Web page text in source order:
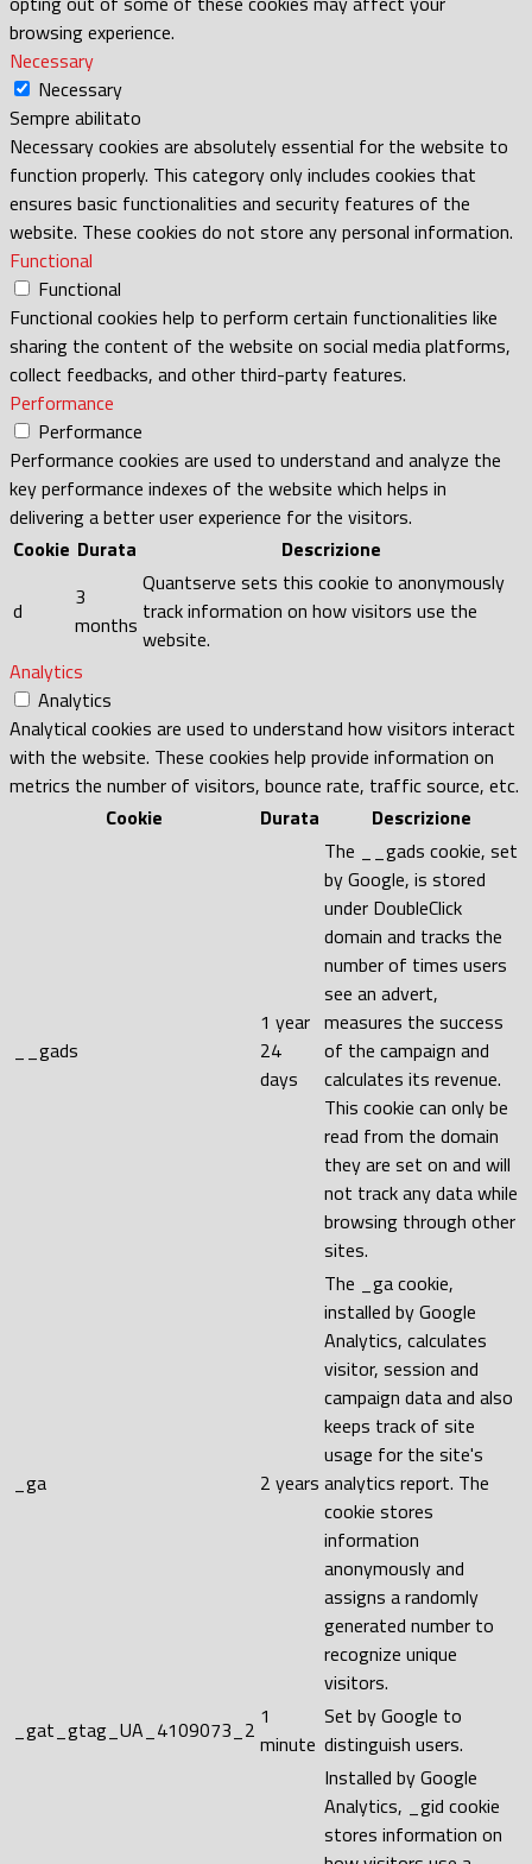
browsing experience.
Necessary
Necessary
Sempre abilitato
Necessary cookies are absolutely essential for the website to
function properly. This category only includes cookies that
ensures basic functionalities and security features of the
website. These cookies do not store any personal information.
Functional
Functional
Functional cookies help to perform certain functionalities like
sharing the content of the website on social media platforms,
collect feedbacks, and other third-party features.
Performance
Performance
Performance cookies are used to understand and analyze the
key performance indexes of the website which helps in
delivering a better user experience for the visitors.
Cookie Durata Descrizione
d
3
months
Quantserve sets this cookie to anonymously
track information on how visitors use the
website.
Analytics
Analytics
Analytical cookies are used to understand how visitors interact
with the website. These cookies help provide information on
metrics the number of visitors, bounce rate, traffic source, etc.
Cookie
Durata Descrizione
__gads
1 year
24
days
The __gads cookie, set
by Google, is stored
under DoubleClick
domain and tracks the
number of times users
see an advert,
measures the success
of the campaign and
calculates its revenue.
This cookie can only be
read from the domain
they are set on and will
not track any data while
browsing through other
sites.
_ga 2 years
The _ga cookie,
installed by Google
Analytics, calculates
visitor, session and
campaign data and also
keeps track of site
usage for the site's
analytics report. The
cookie stores
information
anonymously and
assigns a randomly
generated number to
recognize unique
visitors.
_gat_gtag_UA_4109073_2 1
minute
Set by Google to
distinguish users.
Installed by Google
Analytics, _gid cookie
stores information on